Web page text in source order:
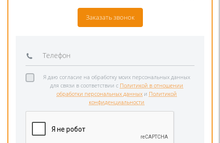
Заказать звонок
Я даю согласие на обработку моих персональных данных
для связи в соответствии с Политикой в отношении
обработки персональных данных и Политикой
конфиденциальности